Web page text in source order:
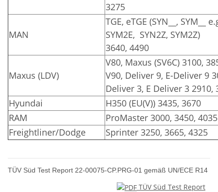
3275
MAN
TGE, eTGE (SYN__, SYM__
SYM2E, SYN2Z, SYM2Z)
3640, 4490
Maxus (LDV)
V80, Maxus (SV6C) 3100,
V90, Deliver 9, E-Deliver 9
Deliver 3, E Deliver 3 2910,
Hyundai
H350 (EU(V)) 3435, 3670
RAM
ProMaster 3000, 3450, 4035
Freightliner/Dodge
Sprinter 3250, 3665, 4325
TÜV Süd Test Report 22-00075-CP.PRG-01 gemäß UN/ECE R14
TÜV Süd Test Report